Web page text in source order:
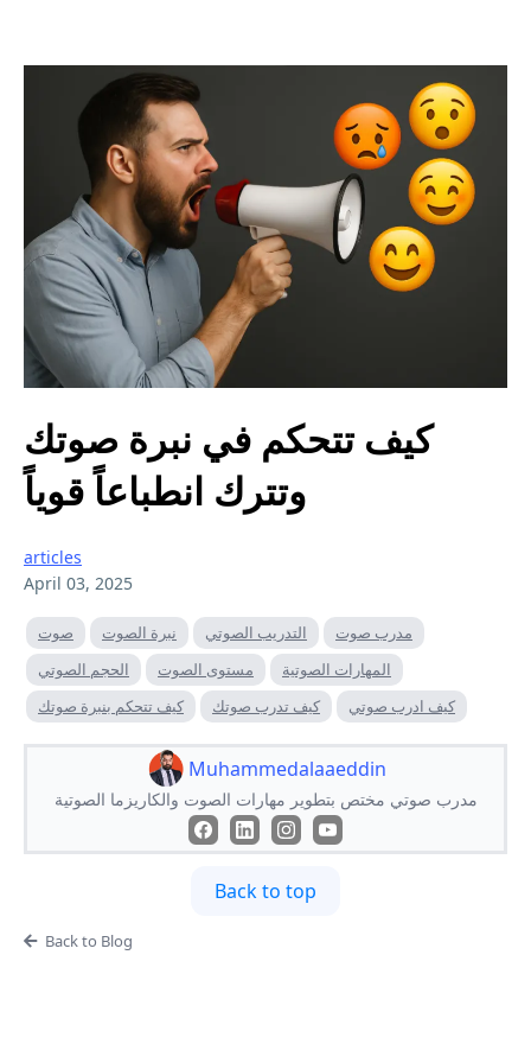
كيف تتحكم في نبرة صوتك
وتترك انطباعاً قوياً
articles
April 03, 2025
صوت نبرة الصوت التدريب الصوتي
مدرب صوت
الحجم الصوتي
مستوى الصوت
المهارات الصوتية
كيف تتحكم بنبرة صوتك
كيف تدرب صوتك كيف ادرب صوتي
Muhammedalaaeddin
مدرب صوتي مختص بتطوير مهارات الصوت والكاريزما الصوتية
Back to top
Back to Blog